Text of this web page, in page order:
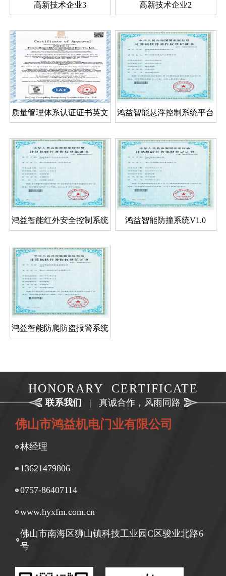
高新技术企业3 高新技术企业2
质量管理体系认证证书英文 鸿益智能悬浮控制系统平台
鸿益智能红外安全控制系统 鸿益智能防撞系统V1.0
鸿益智能防爬防盗报警系统
HONORARY CERTIFICATE
联系我们 | 真诚合作，风雨同路
佛山市鸿益机电门业有限公司
林经理
13621479806
0757-86407114
www.hyxfm.com.cn
佛山市南海区狮山镇科技工业园C区骏业北路6
号